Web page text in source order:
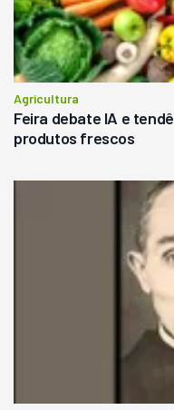
Agricultura
Feira debate IA e
produtos frescos